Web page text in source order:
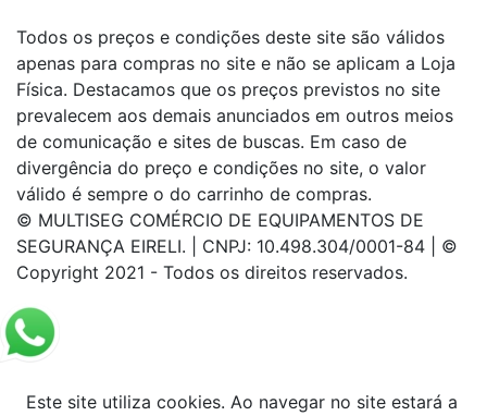
Todos os preços e condições deste site são válidos
apenas para compras no site e não se aplicam a Loja
Física. Destacamos que os preços previstos no site
prevalecem aos demais anunciados em outros meios
de comunicação e sites de buscas. Em caso de
divergência do preço e condições no site, o valor
válido é sempre o do carrinho de compras.
© MULTISEG COMÉRCIO DE EQUIPAMENTOS DE
SEGURANÇA EIRELI. | CNPJ: 10.498.304/0001-84 | ©
Copyright 2021 - Todos os direitos reservados.
Este site utiliza cookies. Ao navegar no site estará a